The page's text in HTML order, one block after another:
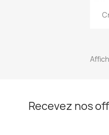
Recevez nos